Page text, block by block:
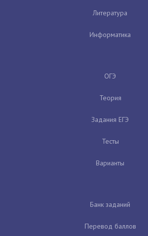
Литература
Информатика
ОГЭ
Теория
Задания ЕГЭ
Тесты
Варианты
Банк заданий
Перевод баллов